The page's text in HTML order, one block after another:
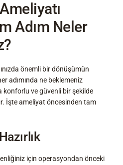
Adım Neler
önemli bir dönüşümün
adımında ne beklemeniz
konforlu ve güvenli bir şekilde
İşte ameliyat öncesinden tam
için operasyondan önceki